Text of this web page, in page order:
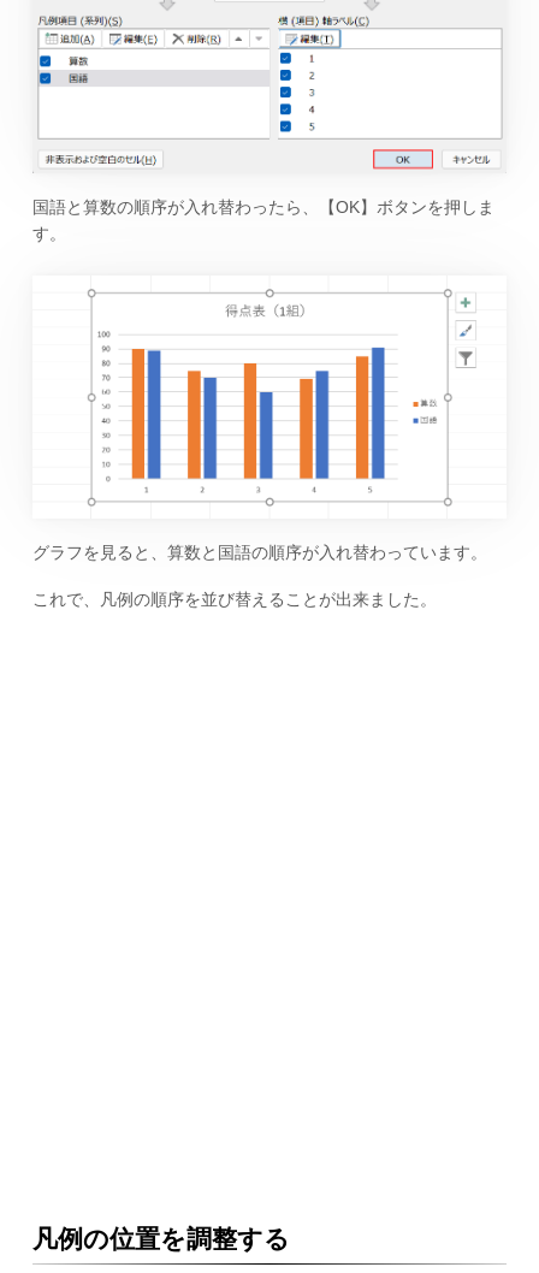
国語と算数の順序が入れ替わったら、【OK】ボタンを押しま
す。
グラフを見ると、算数と国語の順序が入れ替わっています。
これで、凡例の順序を並び替えることが出来ました。
凡例の位置を調整する